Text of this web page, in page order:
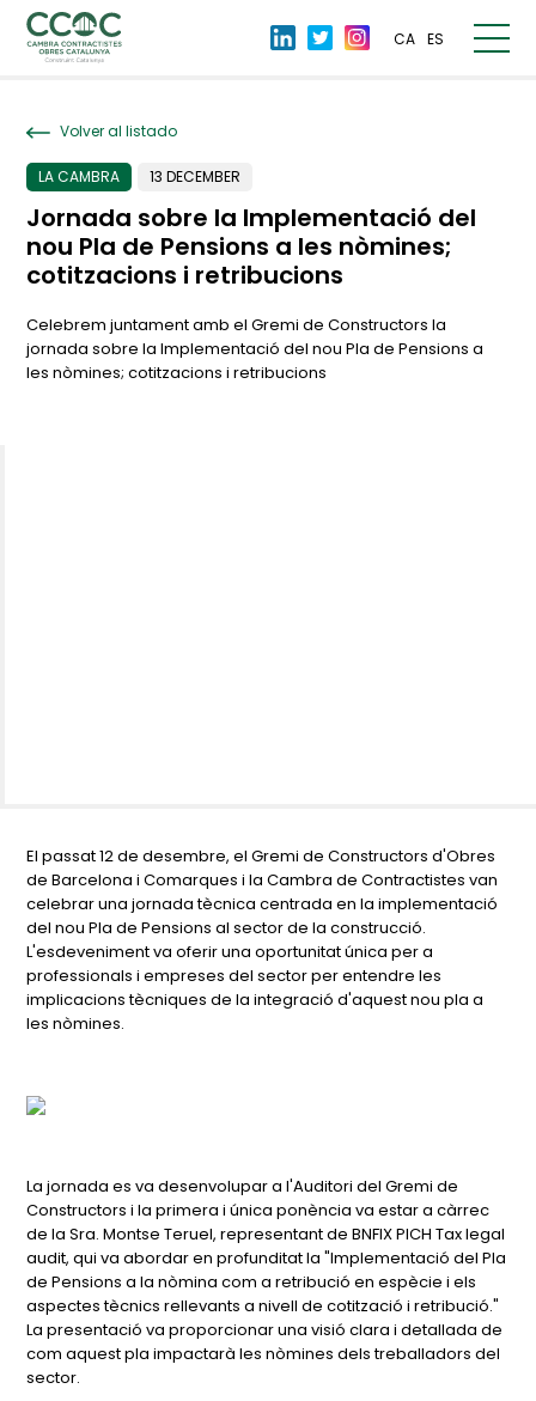
CA ES
Volver al listado
LA CAMBRA 13 DECEMBER
Jornada sobre la Implementació del
nou Pla de Pensions a les nòmines;
cotitzacions i retribucions
Celebrem juntament amb el Gremi de Constructors la
jornada sobre la Implementació del nou Pla de Pensions a
les nòmines; cotitzacions i retribucions
El passat 12 de desembre, el Gremi de Constructors d'Obres
de Barcelona i Comarques i la Cambra de Contractistes van
celebrar una jornada tècnica centrada en la implementació
del nou Pla de Pensions al sector de la construcció.
L'esdeveniment va oferir una oportunitat única per a
professionals i empreses del sector per entendre les
implicacions tècniques de la integració d'aquest nou pla a
les nòmines.
La jornada es va desenvolupar a l'Auditori del Gremi de
Constructors i la primera i única ponència va estar a càrrec
de la Sra. Montse Teruel, representant de BNFIX PICH Tax legal
audit, qui va abordar en profunditat la "Implementació del Pla
de Pensions a la nòmina com a retribució en espècie i els
aspectes tècnics rellevants a nivell de cotització i retribució."
La presentació va proporcionar una visió clara i detallada de
com aquest pla impactarà les nòmines dels treballadors del
sector.